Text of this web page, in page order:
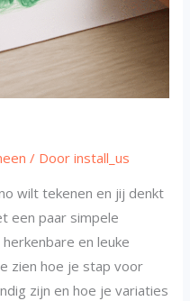
/ Doorinstall_us
wilt tekenen en jij denkt
een paar simpele
en leuke
zien hoe je stap voor
zijn en hoe je variaties